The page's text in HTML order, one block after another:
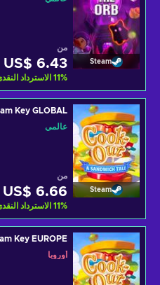
Steam
من
US$ 6.43
11% الاسترداد
Steam
Key GLOBAL
عالمي
من
US$ 6.66
11% الاسترداد
Key EUROPE
أوروبا